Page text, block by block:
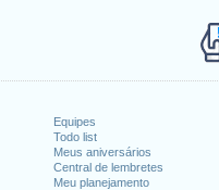
Equipes
Todo list
Meus aniversários
Central de lembretes
Meu planejamento